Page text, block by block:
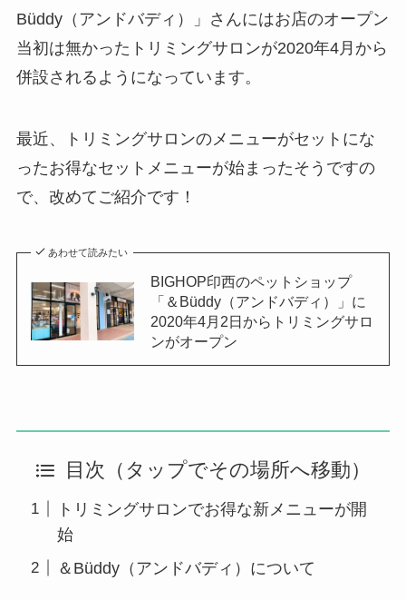
Büddy（アンドバディ）」さんにはお店のオープン
当初は無かったトリミングサロンが2020年4月から
併設されるようになっています。
最近、トリミングサロンのメニューがセットにな
ったお得なセットメニューが始まったそうですの
で、改めてご紹介です！
あわせて読みたい
BIGHOP印西のペットショップ
「＆Büddy（アンドバディ）」に
2020年4月2日からトリミングサロ
ンがオープン
目次（タップでその場所へ移動）
トリミングサロンでお得な新メニューが開
始
＆Büddy（アンドバディ）について